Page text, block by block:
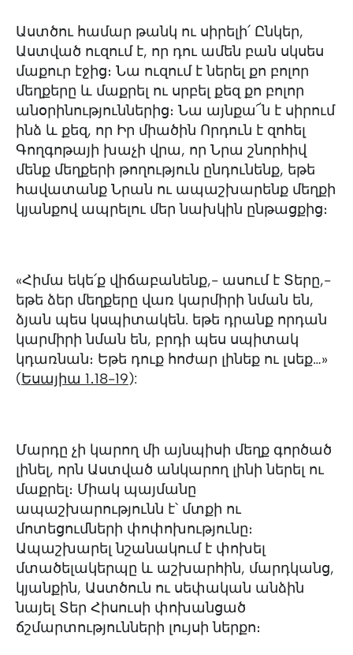
Աստծու համար թանկ ու սիրելի՛ Ընկեր,
Աստված ուզում է, որ դու ամեն բան սկսես
մաքուր էջից։ Նա ուզում է ներել քո բոլոր
մեղքերը և մաքրել ու սրբել քեզ քո բոլոր
անօրինություններից։ Նա այնքա՜ն է սիրում
ինձ և քեզ, որ Իր միածին Որդուն է զոհել
Գողգոթայի խաչի վրա, որ Նրա շնորհիվ
մենք մեղքերի թողություն ընդունենք, եթե
հավատանք Նրան ու ապաշխարենք մեղքի
կյանքով ապրելու մեր նախկին ընթացքից։
«Հիմա եկե՛ք վիճաբանենք,- ասում է Տերը,-
եթե ձեր մեղքերը վառ կարմիրի նման են,
ձյան պես կսպիտակեն. եթե դրանք որդան
կարմիրի նման են, բրդի պես սպիտակ
կդառնան։ Եթե դուք հոժար լինեք ու լսեք…»
(Եսայիա 1․18-19):
Մարդը չի կարող մի այնպիսի մեղք գործած
լինել, որն Աստված անկարող լինի ներել ու
մաքրել։ Միակ պայմանը
ապաշխարությունն է՝ մտքի ու
մոտեցումների փոփոխությունը։
Ապաշխարել նշանակում է փոխել
մտածելակերպը և աշխարհին, մարդկանց,
կյանքին, Աստծուն ու սեփական անձին
նայել Տեր Հիսուսի փոխանցած
ճշմարտությունների լույսի ներքո։